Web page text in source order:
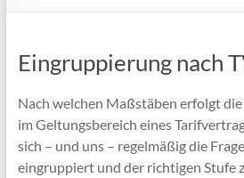
Eingruppierung nach
Nach welchen Maßstäben erfolgt
im Geltungsbereich eines
sich – und uns – regelmäßig die
eingruppiert und der richtigen Stufe